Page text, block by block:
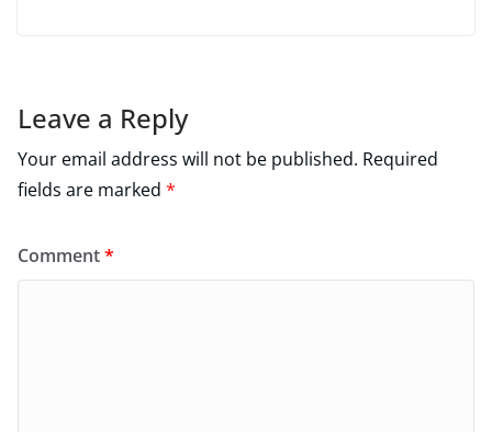
Leave a Reply
Your email address will not be published. Required
fields are marked *
Comment*